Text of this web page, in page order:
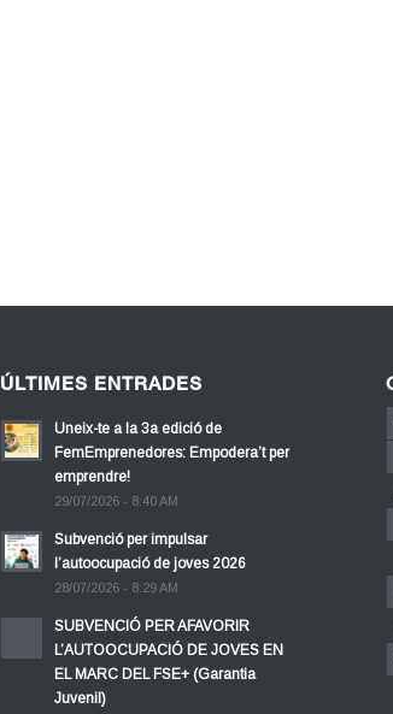
ÚLTIMES ENTRADES
Uneix-te a la 3a edició de
FemEmprenedores: Empodera’t per
emprendre!
29/07/2026 - 8:40 AM
Subvenció per impulsar
l’autoocupació de joves 2026
28/07/2026 - 8:29 AM
SUBVENCIÓ PER AFAVORIR
L’AUTOOCUPACIÓ DE JOVES EN
EL MARC DEL FSE+ (Garantia
Juvenil)